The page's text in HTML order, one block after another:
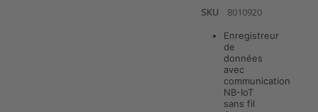
SKU 8010920
Enregistreur
de
données
avec
communication
NB-IoT
sans fil
Press ENTER
for more
options to